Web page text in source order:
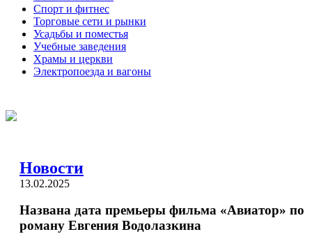
Спорт и фитнес
Торговые сети и рынки
Усадьбы и поместья
Учебные заведения
Храмы и церкви
Электропоезда и вагоны
Новости
13.02.2025
Названа дата премьеры фильма «Авиатор» по
роману Евгения Водолазкина